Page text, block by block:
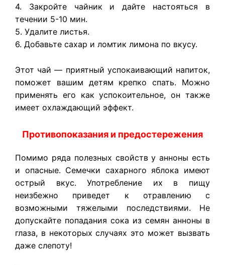
4. Закройте чайник и дайте настояться в
течении 5-10 мин.
5. Удалите листья.
6. Добавьте сахар и ломтик лимона по вкусу.
Этот чай — приятный успокаивающий напиток,
поможет вашим детям крепко спать. Можно
применять его как успокоительное, он также
имеет охлаждающий эффект.
Противопоказания и предостережения
Помимо ряда полезных свойств у анноны есть
и опасные. Семечки сахарного яблока имеют
острый вкус. Употребление их в пищу
неизбежно приведет к отравлению с
возможными тяжелыми последствиями. Не
допускайте попадания сока из семян анноны в
глаза, в некоторых случаях это может вызвать
даже слепоту!